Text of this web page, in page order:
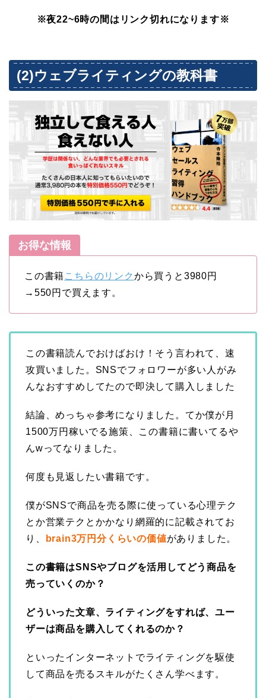
※夜22~6時の間はリンク切れになります※
(2)ウェブライティングの教科書
お得な情報
この書籍こちらのリンク から買うと3980円
→550円で買えます。
この書籍読んでおけばおけ！そう言われて、速
攻買いました。SNSでフォロワーが多い人がみ
んなおすすめしてたので即決して購入しました
結論、めっちゃ参考になりました。てか僕が月
1500万円稼いでる施策、この書籍に書いてるや
んwってなりました。
何度も見返したい書籍です。
僕がSNSで商品を売る際に使っている心理テク
とか営業テクとかかなり網羅的に記載されてお
り、
brain3万円分くらいの価値がありました。
この書籍はSNSやブログを活用してどう商品を
売っていくのか？
どういった文章、ライティングをすれば、ユー
ザーは商品を購入してくれるのか？
といったインターネットでライティングを駆使
して商品を売るスキルがたくさん学べます。